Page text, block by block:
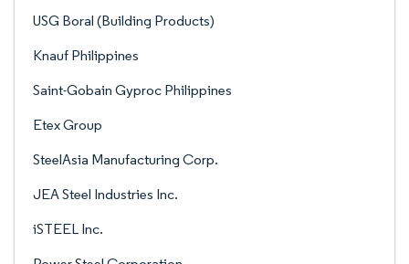
USG Boral (Building Products)
Knauf Philippines
Saint-Gobain Gyproc Philippines
Etex Group
SteelAsia Manufacturing Corp.
JEA Steel Industries Inc.
iSTEEL Inc.